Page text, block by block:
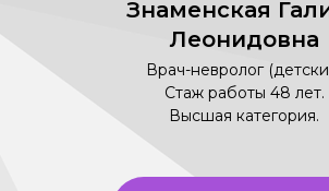
Знаменская
Леонидовна
Врач-невролог
Стаж работы 48 лет.
Высшая категория.